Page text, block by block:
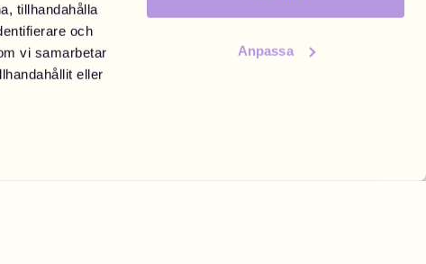
tillhandahålla
och
vi samarbetar
eller
Anpassa